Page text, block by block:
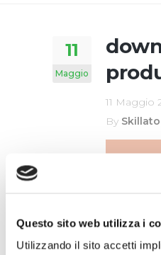
Questo sito web utilizza i
Utilizzando il sito accetti
11
Maggio
11 Maggio
By